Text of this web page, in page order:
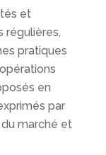
et
régulières,
pratiques
en
par
marché et